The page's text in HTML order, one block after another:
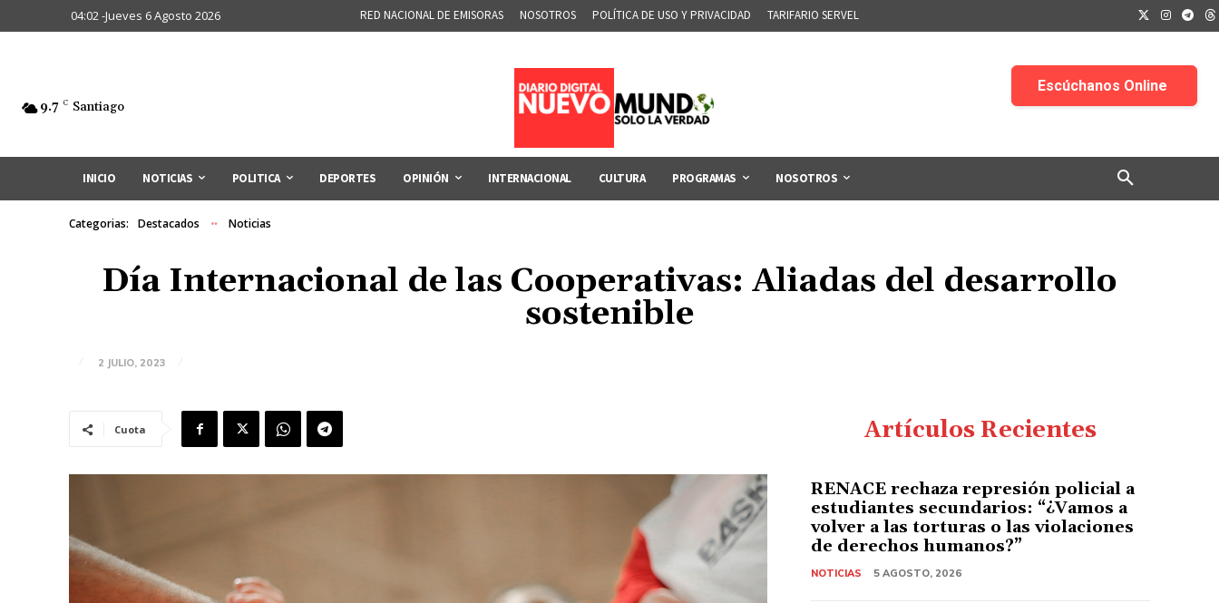
04:02 -Jueves 6 Agosto 2026 RED NACIONAL DE EMISORAS NOSOTROS POLÍTICA DE USO Y PRIVACIDAD TARIFARIO SERVEL
9.7 C Santiago
INICIO NOTICIAS POLITICA DEPORTES OPINIÓN INTERNACIONAL CULTURA PROGRAMAS NOSOTROS
Categorias: Destacados Noticias
Día Internacional de las Cooperativas: Aliadas del desarrollo
sostenible
2 JULIO, 2023
Cuota Artículos Recientes
RENACE rechaza represión policial a
estudiantes secundarios: “¿Vamos a
volver a las torturas o las violaciones
de derechos humanos?”
NOTICIAS 5 AGOSTO, 2026